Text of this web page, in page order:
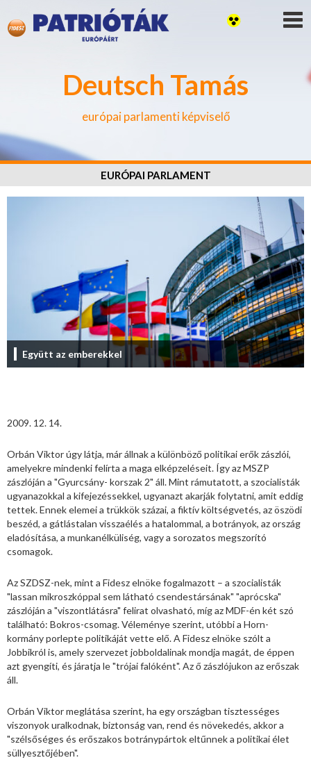
Deutsch Tamás
európai parlamenti képviselő
EURÓPAI PARLAMENT
Együtt az emberekkel
2009. 12. 14.
Orbán Viktor úgy látja, már állnak a különböző politikai erők zászlói,
amelyekre mindenki felírta a maga elképzeléseit. Így az MSZP
zászlóján a "Gyurcsány- korszak 2" áll. Mint rámutatott, a szocialisták
ugyanazokkal a kifejezéssekkel, ugyanazt akarják folytatni, amit eddig
tettek. Ennek elemei a trükkök százai, a fiktív költségvetés, az öszödi
beszéd, a gátlástalan visszaélés a hatalommal, a botrányok, az ország
eladósítása, a munkanélküliség, vagy a sorozatos megszorító
csomagok.
Az SZDSZ-nek, mint a Fidesz elnöke fogalmazott – a szocialisták
"lassan mikroszkóppal sem látható csendestársának" "aprócska"
zászlóján a "viszontlátásra" felirat olvasható, míg az MDF-én két szó
található: Bokros-csomag. Véleménye szerint, utóbbi a Horn-
kormány porlepte politikáját vette elő. A Fidesz elnöke szólt a
Jobbikról is, amely szervezet jobboldalinak mondja magát, de éppen
azt gyengíti, és járatja le "trójai falóként". Az ő zászlójukon az erőszak
áll.
Orbán Viktor meglátása szerint, ha egy országban tisztességes
viszonyok uralkodnak, biztonság van, rend és növekedés, akkor a
"szélsőséges és erőszakos botránypártok eltűnnek a politikai élet
süllyesztőjében".